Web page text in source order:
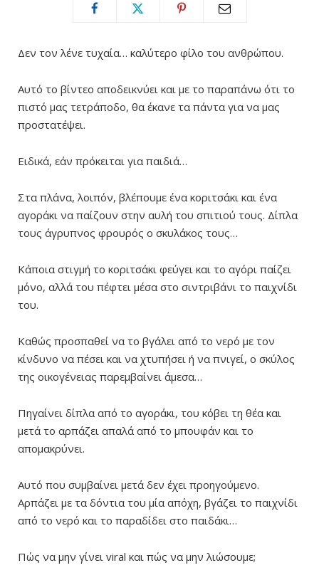
Δεν τον λένε τυχαία… καλύτερο φίλο του ανθρώπου.
Αυτό το βίντεο αποδεικνύει και με το παραπάνω ότι το
πιστό μας τετράποδο, θα έκανε τα πάντα για να μας
προστατέψει.
Ειδικά, εάν πρόκειται για παιδιά…
Στα πλάνα, λοιπόν, βλέπουμε ένα κοριτσάκι και ένα
αγοράκι να παίζουν στην αυλή του σπιτιού τους. Δίπλα
τους άγρυπνος φρουρός ο σκυλάκος τους…
Κάποια στιγμή το κοριτσάκι φεύγει και το αγόρι παίζει
μόνο, αλλά του πέφτει μέσα στο σιντριβάνι το παιχνίδι
του.
Καθώς προσπαθεί να το βγάλει από το νερό με τον
κίνδυνο να πέσει και να χτυπήσει ή να πνιγεί, ο σκύλος
της οικογένειας παρεμβαίνει άμεσα…
Πηγαίνει δίπλα από το αγοράκι, του κόβει τη θέα και
μετά το αρπάζει απαλά από το μπουφάν και το
απομακρύνει.
Αυτό που συμβαίνει μετά δεν έχει προηγούμενο.
Αρπάζει με τα δόντια του μία απόχη, βγάζει το παιχνίδι
από το νερό και το παραδίδει στο παιδάκι…
Πώς να μην γίνει viral και πώς να μην λιώσουμε;